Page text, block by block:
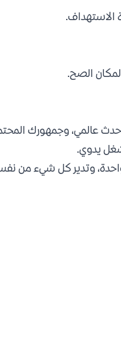
الاستهداف.
الصح.
عالمي، وجمهورك
يدوي.
واحدة، وتدير كل شيء من